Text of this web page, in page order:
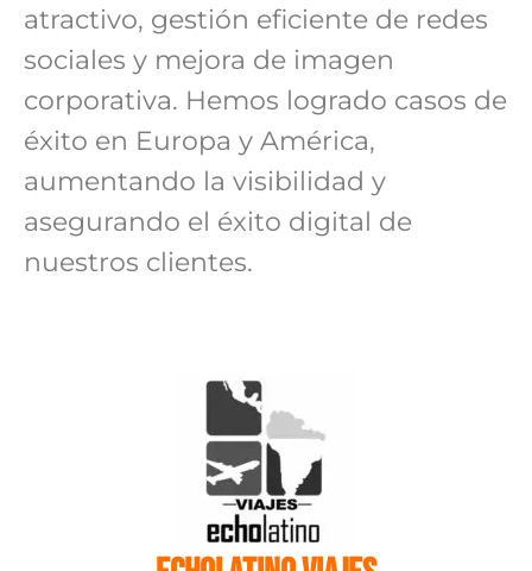
atractivo, gestión eficiente de redes
sociales y mejora de imagen
corporativa. Hemos logrado casos de
éxito en Europa y América,
aumentando la visibilidad y
asegurando el éxito digital de
nuestros clientes.